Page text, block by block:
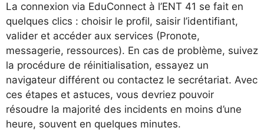
La connexion via EduConnect à l’ENT 41 se fait en
quelques clics : choisir le profil, saisir l’identifiant,
valider et accéder aux services (Pronote,
messagerie, ressources). En cas de problème, suivez
la procédure de réinitialisation, essayez un
navigateur différent ou contactez le secrétariat. Avec
ces étapes et astuces, vous devriez pouvoir
résoudre la majorité des incidents en moins d’une
heure, souvent en quelques minutes.